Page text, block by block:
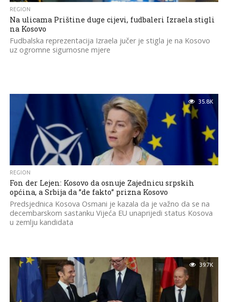
REGION
Na ulicama Prištine duge cijevi, fudbaleri Izraela stigli
na Kosovo
Fudbalska reprezentacija Izraela jučer je stigla je na Kosovo
uz ogromne sigurnosne mjere
35.8K
REGION
Fon der Lejen: Kosovo da osnuje Zajednicu srpskih
općina, a Srbija da ”de fakto” prizna Kosovo
Predsjednica Kosova Osmani je kazala da je važno da se na
decembarskom sastanku Vijeća EU unaprijedi status Kosova
u zemlju kandidata
39.7K